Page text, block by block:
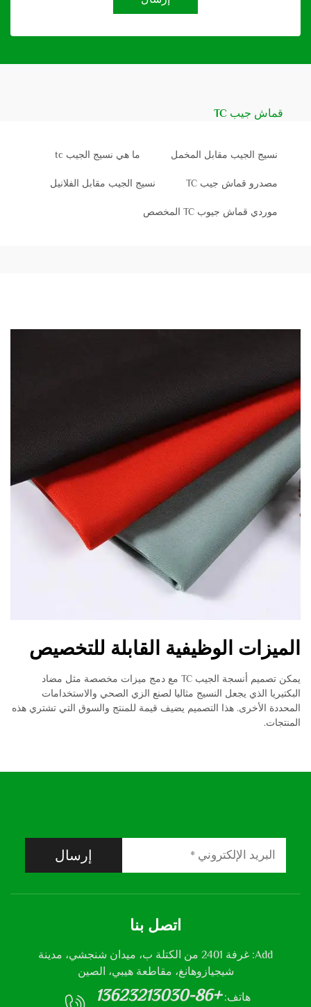
قماش جيب TC
نسيج الجيب مقابل المخمل ما هي نسيج الجيب tc
مصدرو قماش جيب TC نسيج الجيب مقابل الفلانيل
موردي قماش جيوب TC المخصص
الميزات الوظيفية القابلة للتخصيص
يمكن تصميم أنسجة الجيب TC مع دمج ميزات مخصصة مثل مضاد
البكتيريا الذي يجعل النسيج مثاليا لصنع الزي الصحي والاستخدامات
المحددة الأخرى. هذا التصميم يضيف قيمة للمنتج والسوق التي تشتري هذه
المنتجات.
إرسال
اتصل بنا
Add: غرفة 2401 من الكتلة ب، ميدان شنجشي، مدينة
شيجيازوهانغ، مقاطعة هيبي، الصين
هاتف: +86-13623213030